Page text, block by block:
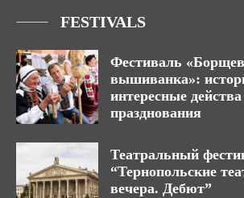
FESTIVALS
Фестиваль
вышиванка»:
интересные
празднования
Театральный
“Тернопольские
вечера. Дебют”